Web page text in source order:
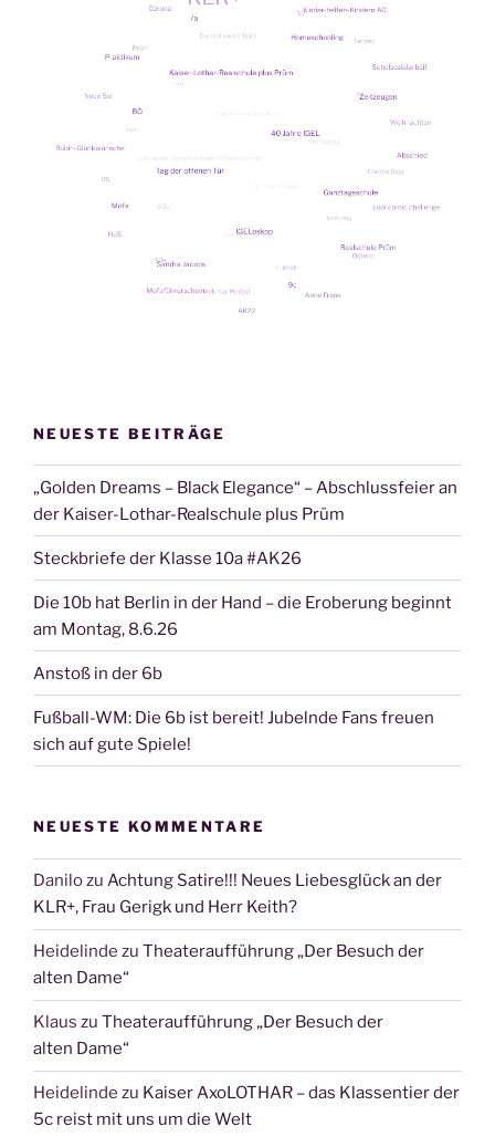
NEUESTE BEITRÄGE
„Golden Dreams – Black Elegance“ – Abschlussfeier an
der Kaiser-Lothar-Realschule plus Prüm
Steckbriefe der Klasse 10a #AK26
Die 10b hat Berlin in der Hand – die Eroberung beginnt
am Montag, 8.6.26
Anstoß in der 6b
Fußball-WM: Die 6b ist bereit! Jubelnde Fans freuen
sich auf gute Spiele!
NEUESTE KOMMENTARE
Danilozu Achtung Satire!!! Neues Liebesglück an der
KLR+, Frau Gerigk und Herr Keith?
Heidelinde zu Theateraufführung „Der Besuch der
alten Dame“
Klaus zu Theateraufführung „Der Besuch der
alten Dame“
Heidelinde zu Kaiser AxoLOTHAR – das Klassentier der
5c reist mit uns um die Welt